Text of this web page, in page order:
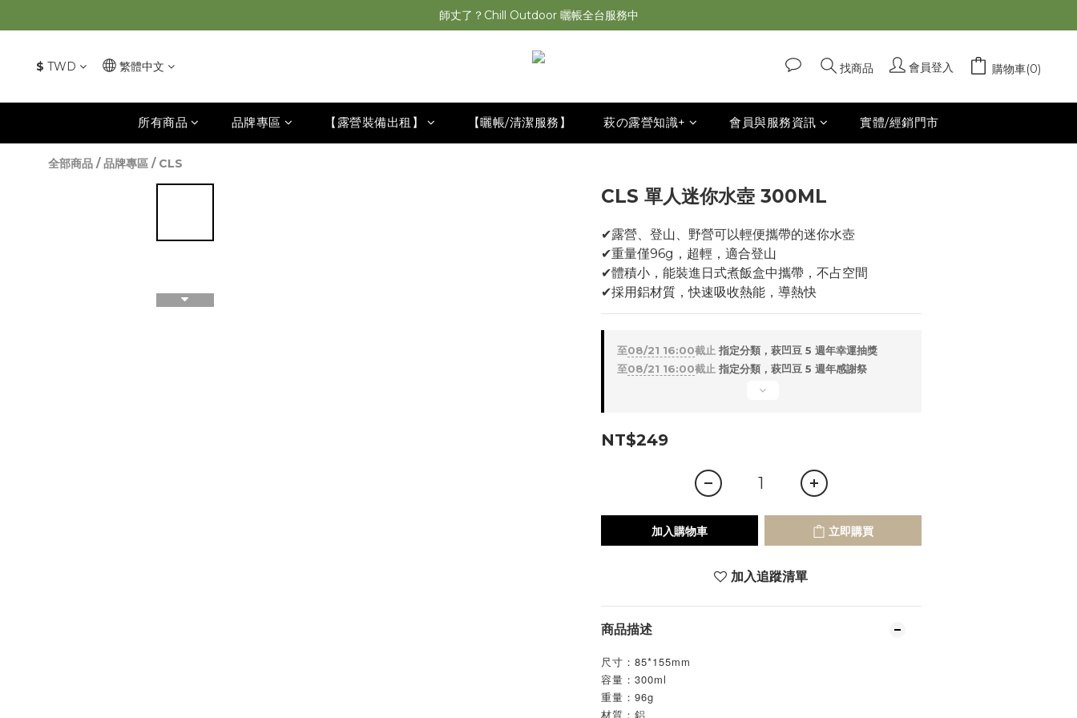
萩遊之魂 2025聯名五單位折疊桌轟動發表⚡️
師丈了？Chill Outdoor 曬帳全台服務中
$ TWD 繁體中文 找商品 會員登入 購物車(0)
所有商品 品牌專區 【露營裝備出租】 【曬帳/清潔服務】 萩の露營知識+ 會員與服務資訊 實體/經銷門市
全部商品 /品牌專區 / CLS
CLS 單人迷你水壺 300ML
✔露營、登山、野營可以輕便攜帶的迷你水壺
✔重量僅96g，超輕，適合登山
✔體積小，能裝進日式煮飯盒中攜帶，不占空間
✔採用鋁材質，快速吸收熱能，導熱快
至08/21 16:00截止 指定分類，萩凹豆 5 週年幸運抽獎
至08/21 16:00截止 指定分類，萩凹豆 5 週年感謝祭
NT$249
加入購物車 立即購買
加入追蹤清單
商品描述
尺寸：85*155mm
容量：300ml
重量：96g
材質：鋁
立即購買